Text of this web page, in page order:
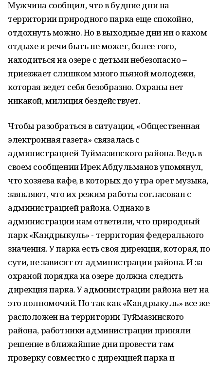
Мужчина сообщил, что в будние дни на
территории природного парка еще спокойно,
отдохнуть можно. Но в выходные дни ни о каком
отдыхе и речи быть не может, более того,
находиться на озере с детьми небезопасно –
приезжает слишком много пьяной молодежи,
которая ведет себя безобразно. Охраны нет
никакой, милиция бездействует.
Чтобы разобраться в ситуации, «Общественная
электронная газета» связалась с
администрацией Туймазинского района. Ведь в
своем сообщении Ирек Абдульманов упомянул,
что хозяева кафе, в которых до утра орет музыка,
заявляют, что их режим работы согласован с
администрацией района. Однако в
администрации нам ответили, что природный
парк «Кандрыкуль» - территория федерального
значения. У парка есть своя дирекция, которая, по
сути, не зависит от администрации района. И за
охраной порядка на озере должна следить
дирекция парка. У администрации района нет на
это полномочий. Но так как «Кандрыкуль» все же
расположен на территории Туймазинского
района, работники администрации приняли
решение в ближайшие дни провести там
проверку совместно с дирекцией парка и